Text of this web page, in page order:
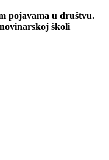
pojavama u društvu.
školi